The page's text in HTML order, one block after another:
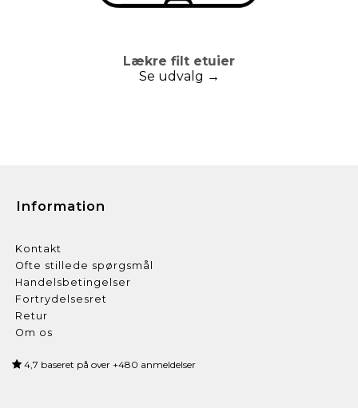
Lækre filt etuier
Se udvalg →
Information
Kontakt
Ofte stillede spørgsmål
Handelsbetingelser
Fortrydelsesret
Retur
Om os
4,7 baseret på over +480 anmeldelser